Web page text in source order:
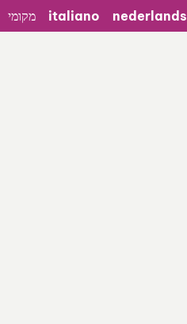
מקומי italiano nederlands